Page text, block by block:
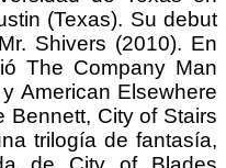
(Texas)​. Su debut
Shivers (2010). En
The Company Man
American Elsewhere
Bennett, City of Stairs
trilogía de fantasía,